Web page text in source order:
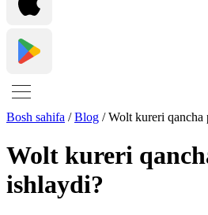
Bosh sahifa /Blog /Wolt kureri qancha
Wolt kureri
ishlaydi?